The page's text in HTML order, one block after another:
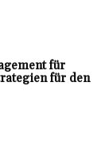
für
für den